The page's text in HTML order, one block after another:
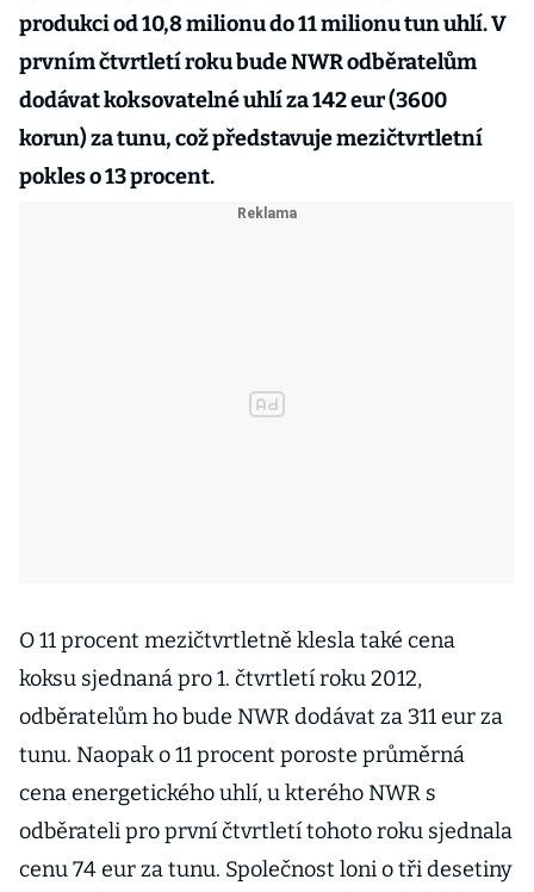
produkci od 10,8 milionu do 11 milionu tun uhlí. V
prvním čtvrtletí roku bude NWR odběratelům
dodávat koksovatelné uhlí za 142 eur (3600
korun) za tunu, což představuje mezičtvrtletní
pokles o 13 procent.
O 11 procent mezičtvrtletně klesla také cena
koksu sjednaná pro 1. čtvrtletí roku 2012,
odběratelům ho bude NWR dodávat za 311 eur za
tunu. Naopak o 11 procent poroste průměrná
cena energetického uhlí, u kterého NWR s
odběrateli pro první čtvrtletí tohoto roku sjednala
cenu 74 eur za tunu. Společnost loni o tři desetiny